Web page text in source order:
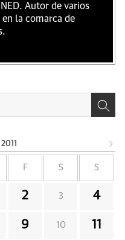
Autor de varios
en la comarca de
2011
F S S
2 3 4
9 10 11